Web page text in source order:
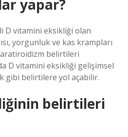
yapar?
D vitamini eksikliği olan
yorgunluk ve kas krampları
belirtileri
D vitamini eksikliği gelişimsel
gibi belirtilere yol açabilir.
belirtileri